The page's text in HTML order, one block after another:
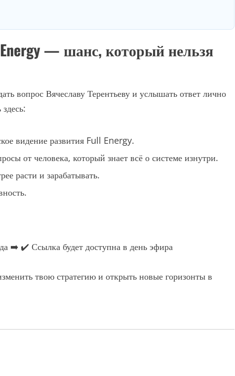
— шанс, который нельзя
вопрос Вячеславу Терентьеву и услышать ответ лично
видение развития Full Energy.
от человека, который знает всё о системе изнутри.
расти и зарабатывать.
➡️ ✔️ Ссылка будет доступна в день эфира
твою стратегию и открыть новые горизонты в